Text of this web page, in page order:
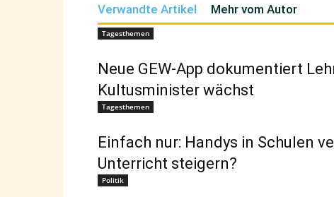
Verwandte Artikel Mehr vom Autor
Tagesthemen
Neue GEW-App dokumentiert
Kultusminister wächst
Tagesthemen
Einfach nur: Handys in Schulen
Unterricht steigern?
Politik